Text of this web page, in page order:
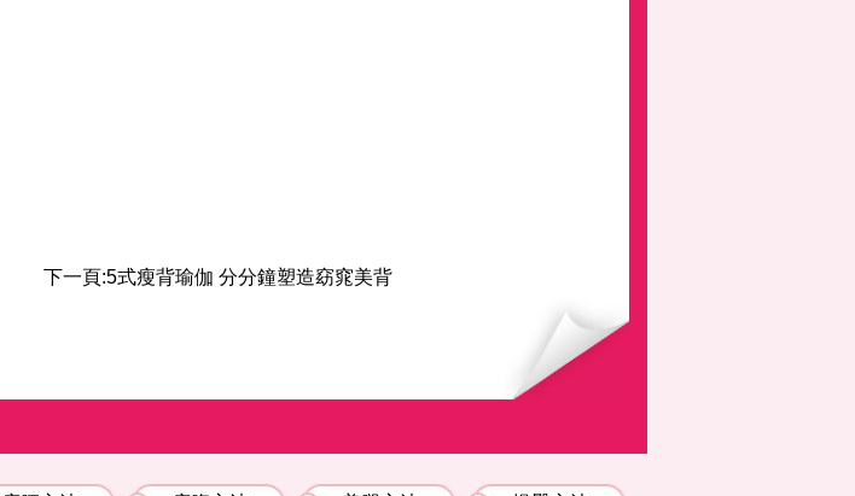
下一頁:5式瘦背瑜伽 分分鐘塑造窈窕美背